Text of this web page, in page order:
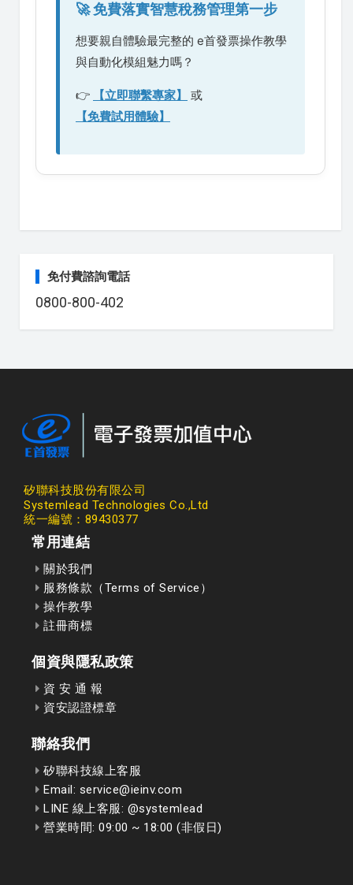
🚀 免費落實智慧稅務管理第一步
想要親自體驗最完整的 e首發票操作教學
與自動化模組魅力嗎？
👉 【立即聯繫專家】
或
【免費試用體驗】
免付費諮詢電話
0800-800-402
矽聯科技股份有限公司
Systemlead Technologies Co.,Ltd
統一編號：89430377
常用連結
關於我們
服務條款（Terms of Service）
操作教學
註冊商標
個資與隱私政策
資 安 通 報
資安認證標章
聯絡我們
矽聯科技線上客服
Email: service@ieinv.com
LINE 線上客服: @systemlead
營業時間: 09:00 ~ 18:00 (非假日)